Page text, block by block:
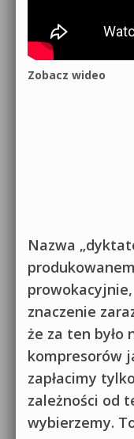
Zobacz wideo
Nazwa
znaczenie
że za ten było
kompresorów
zapłacimy
zależności od
wybierzemy.